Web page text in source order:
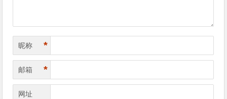
昵称 *
邮箱 *
网址